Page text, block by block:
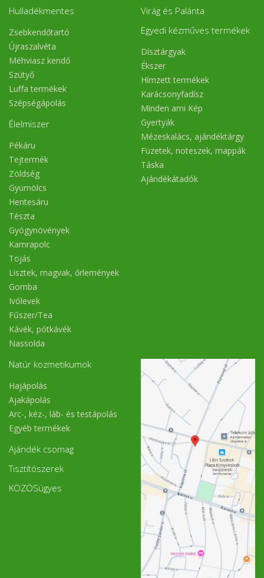
Hulladékmentes
Zsebkendőtartó
Újraszalvéta
Méhviasz kendő
Szütyő
Luffa termékek
Szépségápolás
Élelmiszer
Pékáru
Tejtermék
Zöldség
Gyümölcs
Hentesáru
Tészta
Gyógynövények
Kamrapolc
Tojás
Lisztek, magvak, őrlemények
Gomba
Ivólevek
Fűszer/Tea
Kávék, pótkávék
Nassolda
Virág és Palánta
Egyedi kézműves termékek
Dísztárgyak
Ékszer
Hímzett termékek
Karácsonyfadísz
Minden ami Kép
Gyertyák
Mézeskalács, ajándéktárgy
Füzetek, noteszek, mappák
Táska
Ajándékátadók
Natúr kozmetikumok
Hajápolás
Ajakápolás
Arc-, kéz-, láb- és testápolás
Egyéb termékek
Ajándék csomag
Tisztítószerek
KÖZÖSügyes